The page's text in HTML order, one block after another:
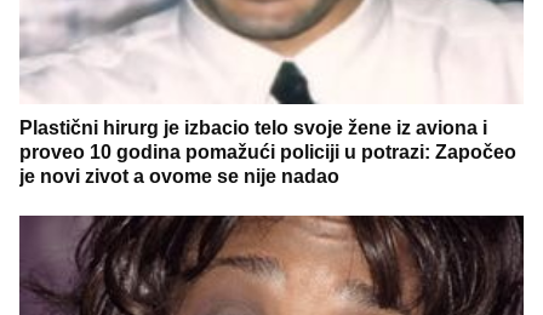
Plastični hirurg je izbacio telo svoje žene iz aviona i
proveo 10 godina pomažući policiji u potrazi: Započeo
je novi zivot a ovome se nije nadao